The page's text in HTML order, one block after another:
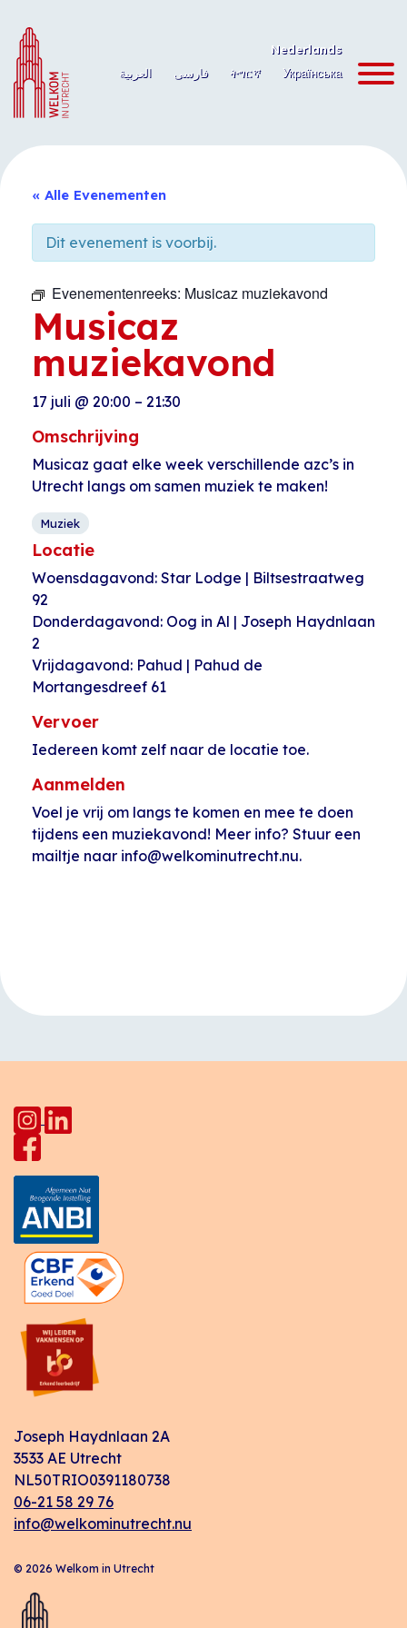
naar
de
inhoud
Nederlands
العربية
فارسی ትግርኛ Українська
« Alle Evenementen
Dit evenement is voorbij.
Evenementenreeks: Musicaz muziekavond
Musicaz
muziekavond
17 juli @ 20:00 – 21:30
Omschrijving
Musicaz gaat elke week verschillende azc’s in
Utrecht langs om samen muziek te maken!
Muziek
Locatie
Woensdagavond: Star Lodge | Biltsestraatweg
92
Donderdagavond: Oog in Al | Joseph Haydnlaan
2
Vrijdagavond: Pahud | Pahud de
Mortangesdreef 61
Vervoer
Iedereen komt zelf naar de locatie toe.
Aanmelden
Voel je vrij om langs te komen en mee te doen
tijdens een muziekavond! Meer info? Stuur een
mailtje naar info@welkominutrecht.nu.
Joseph Haydnlaan 2A
3533 AE Utrecht
NL50TRIO0391180738
06-21 58 29 76
info@welkominutrecht.nu
© 2026 Welkom in Utrecht